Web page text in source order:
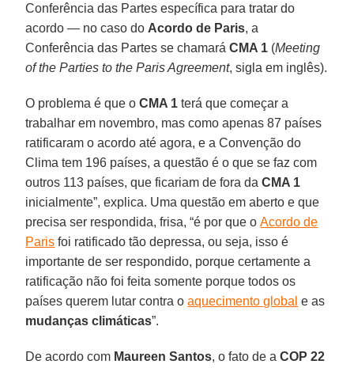
Conferência das Partes específica para tratar do
acordo — no caso do Acordo de Paris, a
Conferência das Partes se chamaráCMA 1 (Meeting
of the Parties to the Paris Agreement, sigla em inglês).
O problema é que oCMA 1 terá que começar a
trabalhar em novembro, mas como apenas 87 países
ratificaram o acordo até agora, e a Convenção do
Clima tem 196 países, a questão é o que se faz com
outros 113 países, que ficariam de fora daCMA 1
inicialmente”, explica. Uma questão em aberto e que
precisa ser respondida, frisa, “é por que o Acordo de
Paris foi ratificado tão depressa, ou seja, isso é
importante de ser respondido, porque certamente a
ratificação não foi feita somente porque todos os
países querem lutar contra oaquecimento global e as
mudanças climáticas”.
De acordo com Maureen Santos, o fato de aCOP 22